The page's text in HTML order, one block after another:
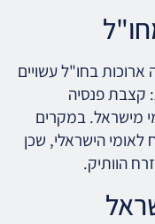
בחו"ל עשויים
קצבת פנסיה
מישראל. במקרים
לאומי הישראלי, שכן
הוותיק.